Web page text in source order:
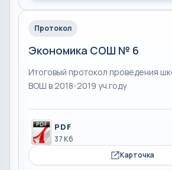
Протокол
Экономика СОШ № 6
Итоговый протокол проведения
ВОШ в 2018-2019 уч.году
PDF
37 Кб
Карточка